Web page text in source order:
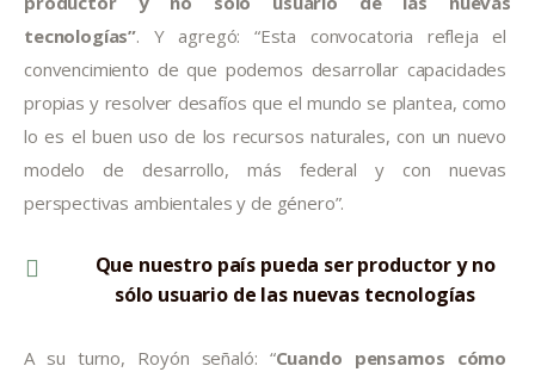
tecnologías”. Y agregó: “Esta convocatoria refleja el
convencimiento de que podemos desarrollar capacidades
propias y resolver desafíos que el mundo se plantea, como
lo es el buen uso de los recursos naturales, con un nuevo
modelo de desarrollo, más federal y con nuevas
perspectivas ambientales y de género”.
Que nuestro país pueda ser productor y no
sólo usuario de las nuevas tecnologías
A su turno, Royón señaló: “Cuando pensamos cómo